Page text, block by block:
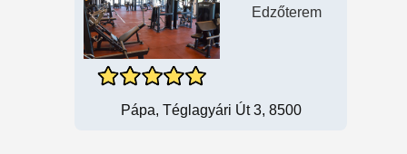
Edzőterem
Pápa, Téglagyári Út 3, 8500